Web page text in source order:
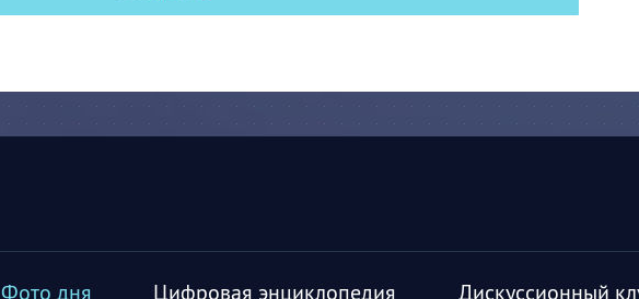
Фото дня Цифровая энциклопедия Дискуссионный